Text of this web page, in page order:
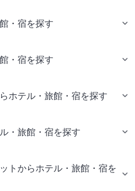
・宿を探す
・宿を探す
ホテル・旅館・宿を探す
・旅館・宿を探す
トからホテル・旅館・宿を